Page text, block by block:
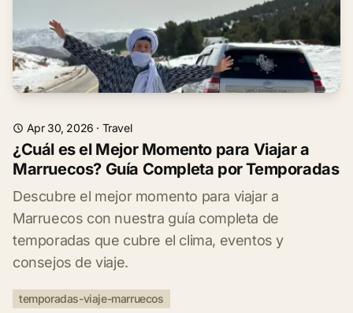
Apr 30, 2026 · Travel
¿Cuál es el Mejor Momento para Viajar a
Marruecos? Guía Completa por Temporadas
Descubre el mejor momento para viajar a
Marruecos con nuestra guía completa de
temporadas que cubre el clima, eventos y
consejos de viaje.
temporadas-viaje-marruecos